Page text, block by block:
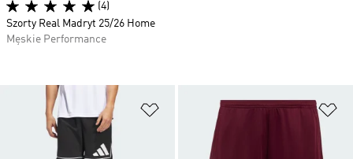
Dodaj do listy życzeń
(4)
Szorty Real Madryt 25/26 Home
Męskie Performance